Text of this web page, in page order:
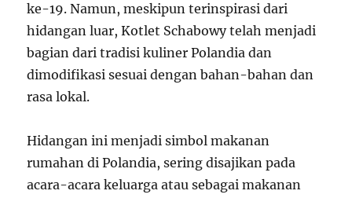
ke-19. Namun, meskipun terinspirasi dari
hidangan luar, Kotlet Schabowy telah menjadi
bagian dari tradisi kuliner Polandia dan
dimodifikasi sesuai dengan bahan-bahan dan
rasa lokal.
Hidangan ini menjadi simbol makanan
rumahan di Polandia, sering disajikan pada
acara-acara keluarga atau sebagai makanan